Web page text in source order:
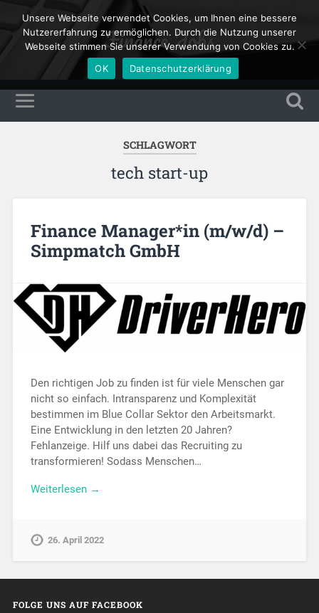
Finance Jobs
SCHLAGWORT
tech start-up
Finance Manager*in (m/w/d) –
Simpmatch GmbH
Den richtigen Job zu finden ist für viele Menschen gar
nicht so einfach. Intransparenz und Komplexität
bestimmen im Blue Collar Sektor den Arbeitsmarkt.
Eine Entwicklung in den letzten 20 Jahren?
Fehlanzeige. Hilf uns dabei das Recruiting zu
transformieren! Sodass Menschen…
Weiterlesen →
26. April 2022
FOLGE UNS AUF FACEBOOK
Unsere Webseite verwendet Cookies, um Ihnen eine bessere
Nutzererfahrung zu ermöglichen. Durch die Nutzung unserer
Webseite stimmen Sie unserer Verwendung von Cookies zu.
OK
Datenschutzerklärung